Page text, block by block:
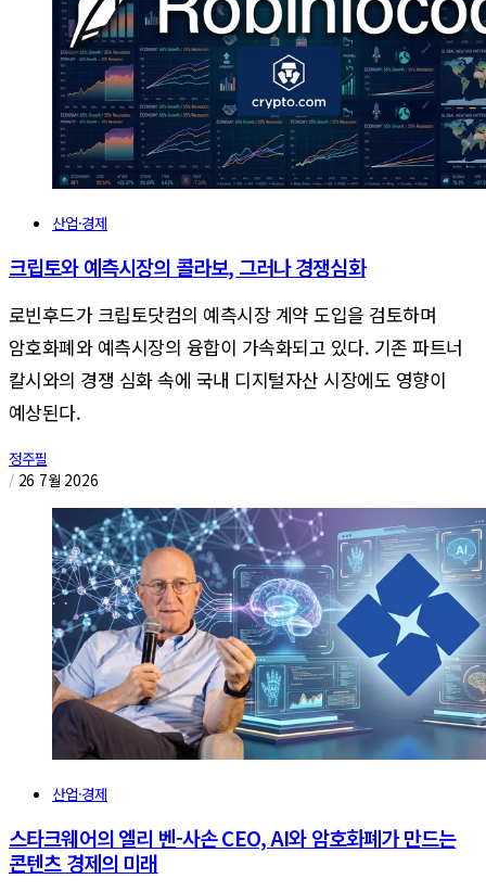
산업·경제
크립토와 예측시장의 콜라보, 그러나 경쟁심화
로빈후드가 크립토닷컴의 예측시장 계약 도입을 검토하며
암호화폐와 예측시장의 융합이 가속화되고 있다. 기존 파트너
칼시와의 경쟁 심화 속에 국내 디지털자산 시장에도 영향이
예상된다.
정주필
/ 26 7월 2026
산업·경제
스타크웨어의 엘리 벤-사손 CEO, AI와 암호화폐가 만드는
콘텐츠 경제의 미래